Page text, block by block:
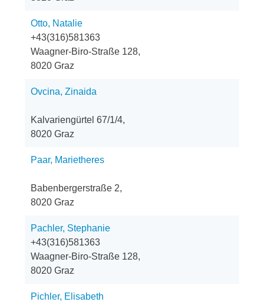
Otto, Natalie
+43(316)581363
Waagner-Biro-Straße 128,
8020 Graz
Ovcina, Zinaida
Kalvariengürtel 67/1/4,
8020 Graz
Paar, Marietheres
Babenbergerstraße 2,
8020 Graz
Pachler, Stephanie
+43(316)581363
Waagner-Biro-Straße 128,
8020 Graz
Pichler, Elisabeth